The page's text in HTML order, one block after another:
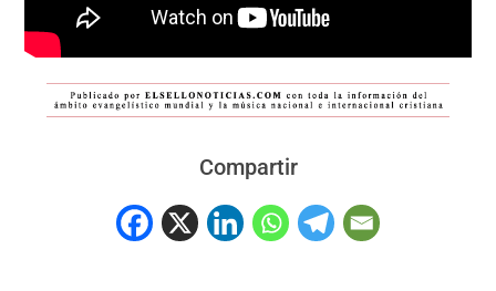
Compartir